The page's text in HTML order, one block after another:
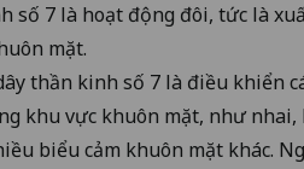
số 7 là hoạt động đôi, tức là
mặt.
thần kinh số 7 là điều khiển
khu vực khuôn mặt, như
biểu cảm khuôn mặt khác.